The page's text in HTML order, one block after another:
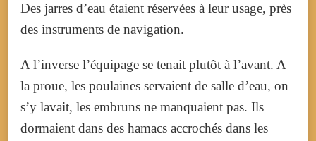
Des jarres d’eau étaient réservées à leur usage, près
des instruments de navigation.
A l’inverse l’équipage se tenait plutôt à l’avant. A
la proue, les poulaines servaient de salle d’eau, on
s’y lavait, les embruns ne manquaient pas. Ils
dormaient dans des hamacs accrochés dans les